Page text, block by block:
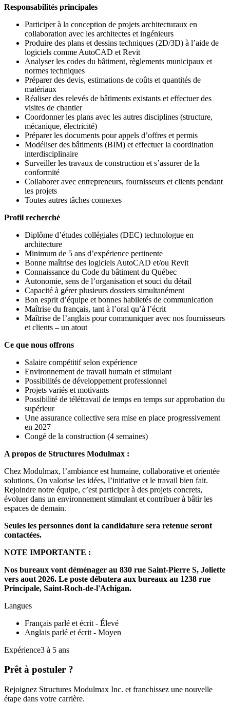
Responsabilités principales
Participer à la conception de projets architecturaux en
collaboration avec les architectes et ingénieurs
Produire des plans et dessins techniques (2D/3D) à l’aide de
logiciels comme AutoCAD et Revit
Analyser les codes du bâtiment, règlements municipaux et
normes techniques
Préparer des devis, estimations de coûts et quantités de
matériaux
Réaliser des relevés de bâtiments existants et effectuer des
visites de chantier
Coordonner les plans avec les autres disciplines (structure,
mécanique, électricité)
Préparer les documents pour appels d’offres et permis
Modéliser des bâtiments (BIM) et effectuer la coordination
interdisciplinaire
Surveiller les travaux de construction et s’assurer de la
conformité
Collaborer avec entrepreneurs, fournisseurs et clients pendant
les projets
Toutes autres tâches connexes
Profil recherché
Diplôme d’études collégiales (DEC) technologue en
architecture
Minimum de 5 ans d’expérience pertinente
Bonne maîtrise des logiciels AutoCAD et/ou Revit
Connaissance du Code du bâtiment du Québec
Autonomie, sens de l’organisation et souci du détail
Capacité à gérer plusieurs dossiers simultanément
Bon esprit d’équipe et bonnes habiletés de communication
Maîtrise du français, tant à l’oral qu’à l’écrit
Maîtrise de l’anglais pour communiquer avec nos fournisseurs
et clients – un atout
Ce que nous offrons
Salaire compétitif selon expérience
Environnement de travail humain et stimulant
Possibilités de développement professionnel
Projets variés et motivants
Possibilité de télétravail de temps en temps sur approbation du
supérieur
Une assurance collective sera mise en place progressivement
en 2027
Congé de la construction (4 semaines)
A propos de Structures Modulmax :
Chez Modulmax, l’ambiance est humaine, collaborative et orientée
solutions. On valorise les idées, l’initiative et le travail bien fait.
Rejoindre notre équipe, c’est participer à des projets concrets,
évoluer dans un environnement stimulant et contribuer à bâtir les
espaces de demain.
Seules les personnes dont la candidature sera retenue seront
contactées.
NOTE IMPORTANTE :
Nos bureaux vont déménager au 830 rue Saint-Pierre S, Joliette
vers aout 2026. Le poste débutera aux bureaux au 1238 rue
Principale, Saint-Roch-de-l'Achigan.
Langues
Français parlé et écrit - Élevé
Anglais parlé et écrit - Moyen
Expérience3 à 5 ans
Prêt à postuler ?
Rejoignez Structures Modulmax Inc. et franchissez une nouvelle
étape dans votre carrière.